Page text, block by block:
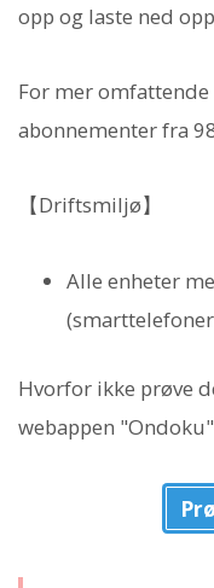
opp og laste ned
For mer
abonnementer fra
【Driftsmiljø】
Alle enheter
Hvorfor ikke prøve
webappen